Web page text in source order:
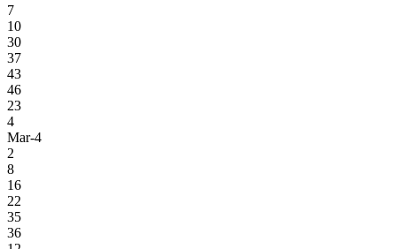
7
10
30
37
43
46
23
4
Mar-4
2
8
16
22
35
36